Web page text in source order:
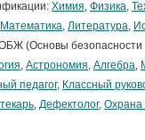
Химия, Физика,
Математика, Литература,
(Основы безопасности
, Астрономия, Алгебра,
педагог, Классный
, Дефектолог, Охрана